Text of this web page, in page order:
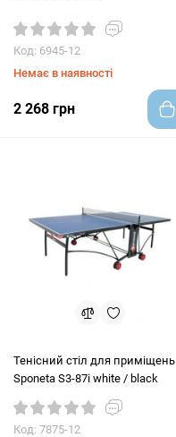
Код: 6945-12
Немає в наявності
2 268 грн
Тенісний стіл для приміщень
Sponeta S3-87i white / black
Код: 7875-12